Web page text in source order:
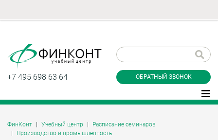
+7 495 698 63 64 ОБРАТНЫЙ ЗВОНОК
ФинКонт Учебный центр
Расписание семинаров
Производство и промышленность
звонок
Даю согласие на обработку персональных